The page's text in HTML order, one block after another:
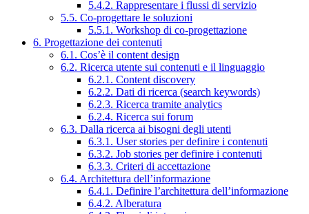
5.4.2. Rappresentare i flussi di servizio
5.5. Co-progettare le soluzioni
5.5.1. Workshop di co-progettazione
6. Progettazione dei contenuti
6.1. Cos’è il content design
6.2. Ricerca utente sui contenuti e il linguaggio
6.2.1. Content discovery
6.2.2. Dati di ricerca (search keywords)
6.2.3. Ricerca tramite analytics
6.2.4. Ricerca sui forum
6.3. Dalla ricerca ai bisogni degli utenti
6.3.1. User stories per definire i contenuti
6.3.2. Job stories per definire i contenuti
6.3.3. Criteri di accettazione
6.4. Architettura dell’informazione
6.4.1. Definire l’architettura dell’informazione
6.4.2. Alberatura